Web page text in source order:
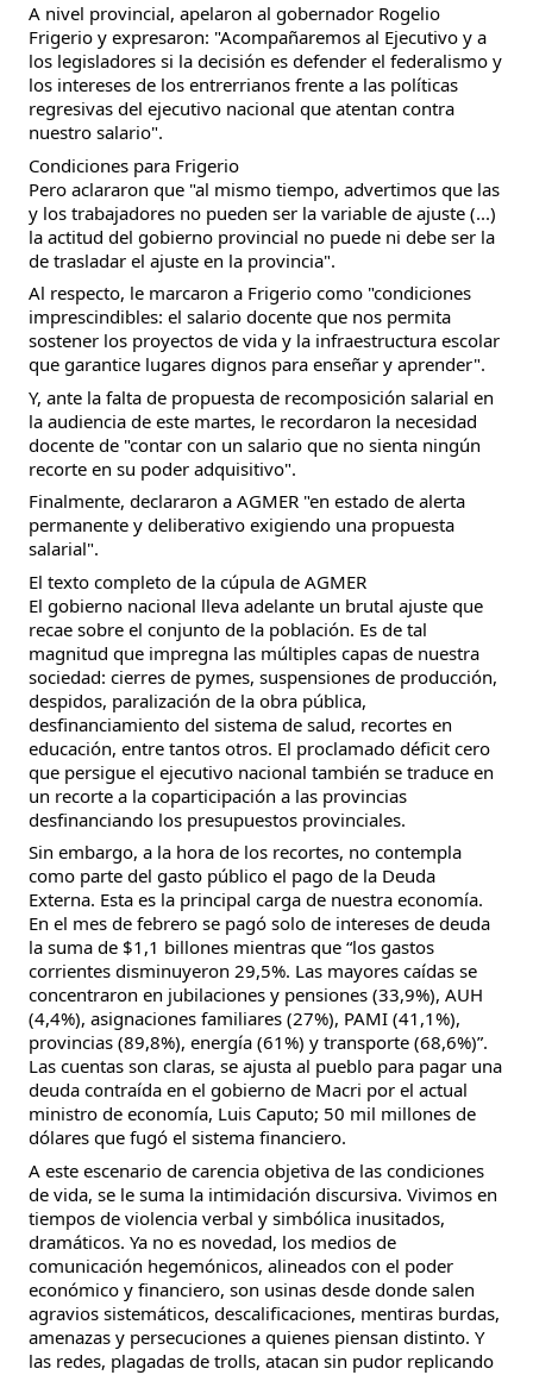
A nivel provincial, apelaron al gobernador Rogelio
Frigerio y expresaron: "Acompañaremos al Ejecutivo y a
los legisladores si la decisión es defender el federalismo y
los intereses de los entrerrianos frente a las políticas
regresivas del ejecutivo nacional que atentan contra
nuestro salario".
Condiciones para Frigerio
Pero aclararon que "al mismo tiempo, advertimos que las
y los trabajadores no pueden ser la variable de ajuste (...)
la actitud del gobierno provincial no puede ni debe ser la
de trasladar el ajuste en la provincia".
Al respecto, le marcaron a Frigerio como "condiciones
imprescindibles: el salario docente que nos permita
sostener los proyectos de vida y la infraestructura escolar
que garantice lugares dignos para enseñar y aprender".
Y, ante la falta de propuesta de recomposición salarial en
la audiencia de este martes, le recordaron la necesidad
docente de "contar con un salario que no sienta ningún
recorte en su poder adquisitivo".
Finalmente, declararon a AGMER "en estado de alerta
permanente y deliberativo exigiendo una propuesta
salarial".
El texto completo de la cúpula de AGMER
El gobierno nacional lleva adelante un brutal ajuste que
recae sobre el conjunto de la población. Es de tal
magnitud que impregna las múltiples capas de nuestra
sociedad: cierres de pymes, suspensiones de producción,
despidos, paralización de la obra pública,
desfinanciamiento del sistema de salud, recortes en
educación, entre tantos otros. El proclamado déficit cero
que persigue el ejecutivo nacional también se traduce en
un recorte a la coparticipación a las provincias
desfinanciando los presupuestos provinciales.
Sin embargo, a la hora de los recortes, no contempla
como parte del gasto público el pago de la Deuda
Externa. Esta es la principal carga de nuestra economía.
En el mes de febrero se pagó solo de intereses de deuda
la suma de $1,1 billones mientras que “los gastos
corrientes disminuyeron 29,5%. Las mayores caídas se
concentraron en jubilaciones y pensiones (33,9%), AUH
(4,4%), asignaciones familiares (27%), PAMI (41,1%),
provincias (89,8%), energía (61%) y transporte (68,6%)”.
Las cuentas son claras, se ajusta al pueblo para pagar una
deuda contraída en el gobierno de Macri por el actual
ministro de economía, Luis Caputo; 50 mil millones de
dólares que fugó el sistema financiero.
A este escenario de carencia objetiva de las condiciones
de vida, se le suma la intimidación discursiva. Vivimos en
tiempos de violencia verbal y simbólica inusitados,
dramáticos. Ya no es novedad, los medios de
comunicación hegemónicos, alineados con el poder
económico y financiero, son usinas desde donde salen
agravios sistemáticos, descalificaciones, mentiras burdas,
amenazas y persecuciones a quienes piensan distinto. Y
las redes, plagadas de trolls, atacan sin pudor replicando